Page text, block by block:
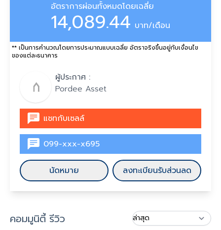
ผู้ประกาศ :
Pordee Asset
แชทกับเซลล์
099-xxx-x695
นัดหมาย ลงทะเบียนรับส่วนลด
อัตราการผ่อนทั้งหมดโดยเฉลี่ย
14,089.44 บาท/เดือน
** เป็นการคำนวณโดยการประมาณแบบเฉลี่ย อัตราจริงขึ้นอยู่กับเงื่อนไข
ของแต่ละธนาคาร
คอมมูนิตี้ รีวิว